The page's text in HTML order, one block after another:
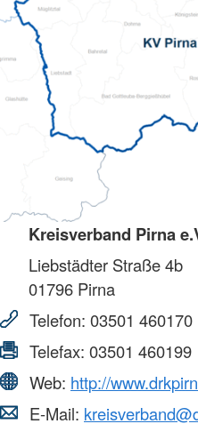
Kreisverband Pirna
Liebstädter Straße 4b
01796 Pirna
Telefon: 03501 460170
Telefax: 03501 460199
Web: http://
E-Mail: